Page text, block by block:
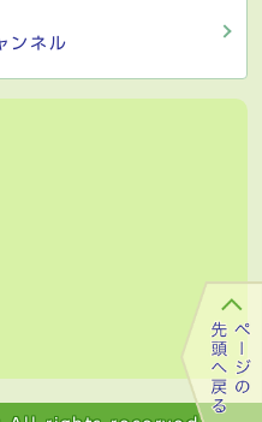
ンネル